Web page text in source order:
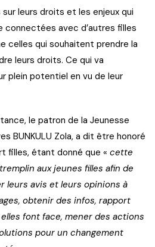
leurs droits et les enjeux qui
avec d’autres filles
celles qui souhaitent prendre la
leurs droits. Ce qui va
plein potentiel en vu de leur
le patron de la Jeunesse
BUNKULU Zola, a dit être honoré
filles, étant donné que « cette
aux jeunes filles afin de
leurs avis et leurs opinions à
obtenir des infos, rapport
font face, mener des actions
pour un changement